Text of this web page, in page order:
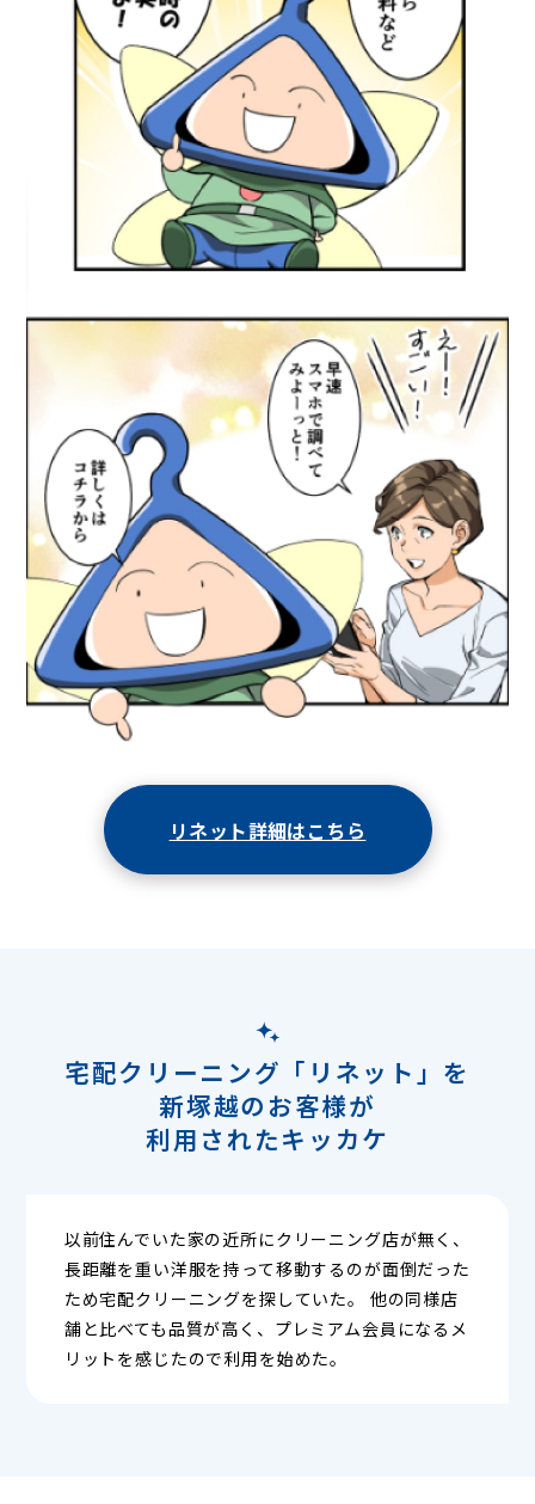
リネット詳細はこちら
宅配クリーニング「リネット」を
新塚越のお客様が
利用されたキッカケ
以前住んでいた家の近所にクリーニング店が無く、
長距離を重い洋服を持って移動するのが面倒だった
ため宅配クリーニングを探していた。 他の同様店
舗と比べても品質が高く、プレミアム会員になるメ
リットを感じたので利用を始めた。